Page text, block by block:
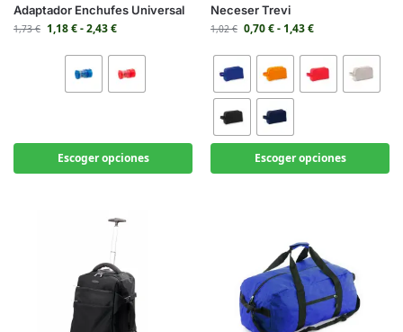
Adaptador Enchufes Universal
1,73€ 1,18€-2,43€
Escoger opciones
Neceser Trevi
1,02€ 0,70€- 1,43€
Escoger opciones